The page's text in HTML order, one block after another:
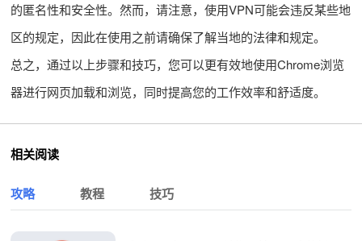
的匿名性和安全性。然而，请注意，使用VPN可能会违反某些地
区的规定，因此在使用之前请确保了解当地的法律和规定。
总之，通过以上步骤和技巧，您可以更有效地使用Chrome浏览
器进行网页加载和浏览，同时提高您的工作效率和舒适度。
相关阅读
攻略 教程 技巧